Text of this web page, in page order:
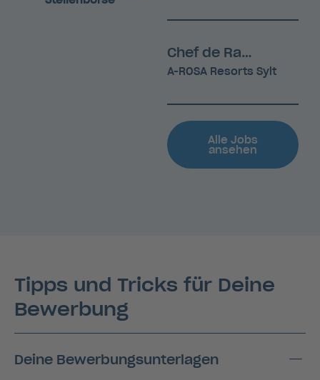
Chef de Rang (m/w/d) ab sofort
A-ROSA Resorts Sylt
Alle Jobs
ansehen
Tipps und Tricks für Deine
Bewerbung
Deine Bewerbungsunterlagen